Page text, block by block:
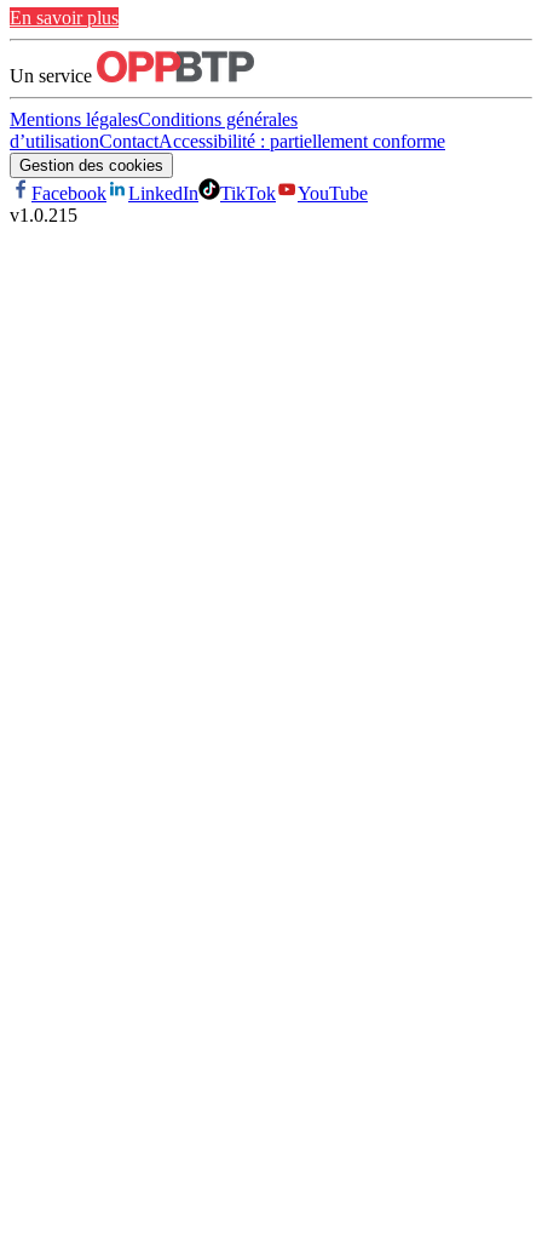
En savoir plus
Un service
Mentions légalesConditions générales
d’utilisationContactAccessibilité : partiellement conforme
Gestion des cookies
Facebook LinkedIn TikTok
YouTube
v1.0.215